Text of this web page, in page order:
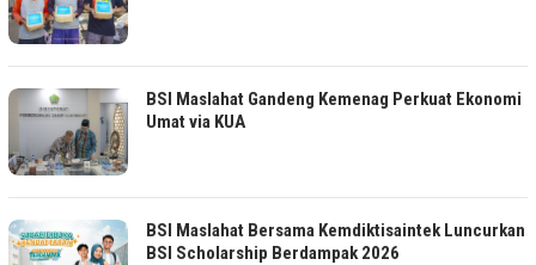
BSI Maslahat Gandeng Kemenag Perkuat Ekonomi
Umat via KUA
BSI Maslahat Bersama Kemdiktisaintek Luncurkan
BSI Scholarship Berdampak 2026